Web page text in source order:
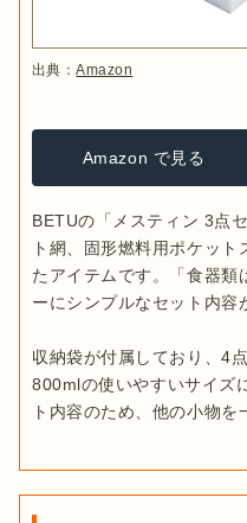
出典：Amazon
Amazon で見る
BETUの「メスティン 3点
ト網、固形燃料用ポケッ
たアイテムです。「食器類
ーにシンプルなセット内容
収納袋が付属しており、4
800mlの使いやすいサイズ